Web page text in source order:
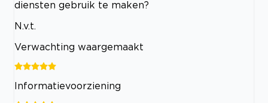
diensten gebruik te maken?
N.v.t.
Verwachting waargemaakt
Informatievoorziening